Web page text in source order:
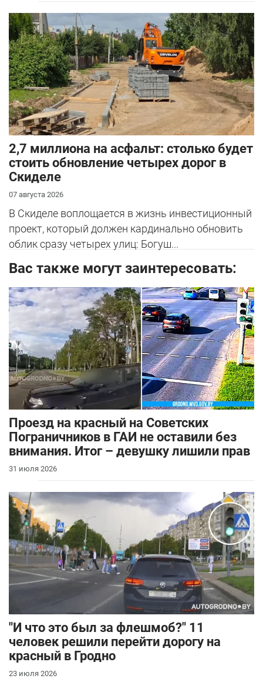
2,7 миллиона на асфальт: столько будет
стоить обновление четырех дорог в
Скиделе
07 августа 2026
В Скиделе воплощается в жизнь инвестиционный
проект, который должен кардинально обновить
облик сразу четырех улиц: Богуш...
Вас также могут заинтересовать:
Проезд на красный на Советских
Пограничников в ГАИ не оставили без
внимания. Итог – девушку лишили прав
31 июля 2026
"И что это был за флешмоб?" 11
человек решили перейти дорогу на
красный в Гродно
23 июля 2026